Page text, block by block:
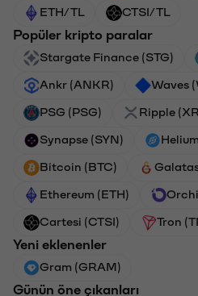
ETH/TL CTSI/TL
Popüler kripto paralar
Stargate Finance (STG)
Ankr (ANKR) Waves
PSG (PSG) Ripple
Synapse (SYN)
Bitcoin (BTC)
Ethereum (ETH)
Cartesi (CTSI) Tron
Yeni eklenenler
Gram (GRAM)
Günün öne çıkanları